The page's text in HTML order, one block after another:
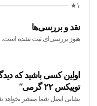
۱★
نقد و بررسی‌ها
هنوز بررسی‌ای ثبت نشده است.
اولین کسی باشید که
توییکس ۲۲ گرمی”
نشانی ایمیل شما منتشر نخواهد